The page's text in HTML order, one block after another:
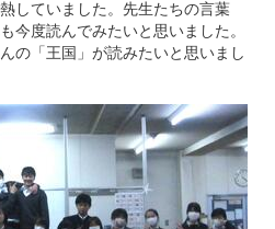
していました。先生たちの言葉
今度読んでみたいと思いました。
の「王国」が読みたいと思いまし